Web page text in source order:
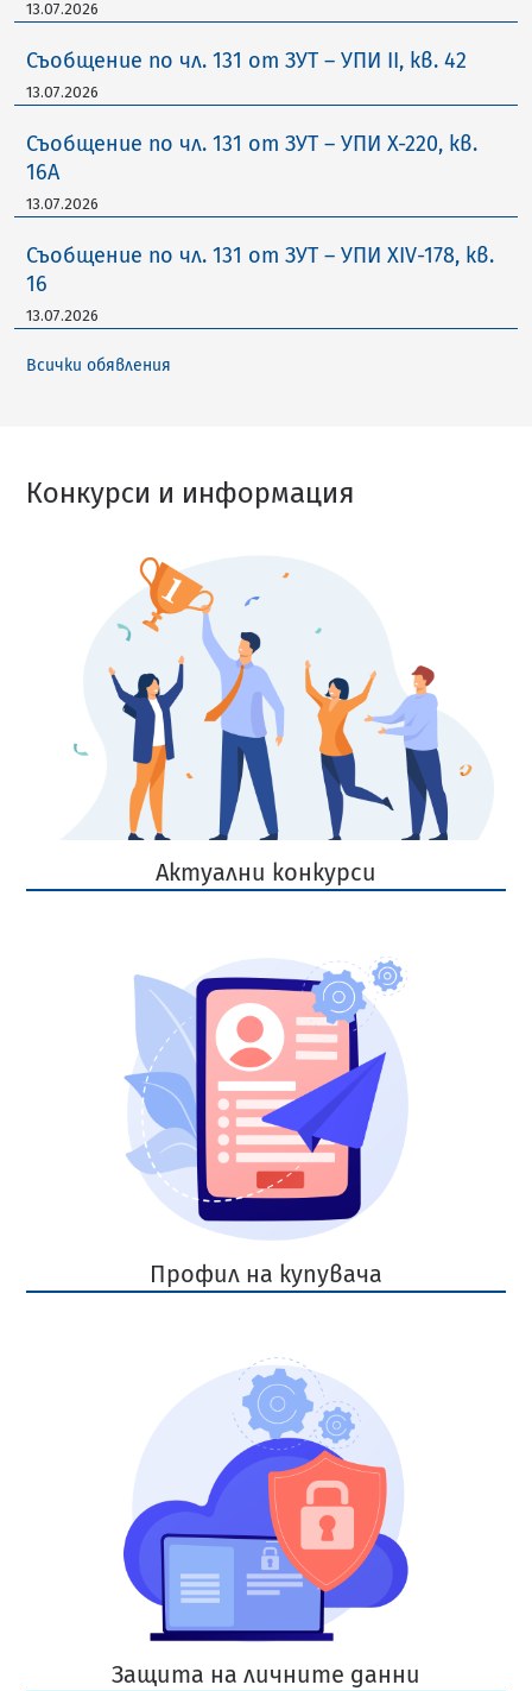
13.07.2026
Съобщение по чл. 131 от ЗУТ – УПИ II, кв. 42
13.07.2026
Съобщение по чл. 131 от ЗУТ – УПИ X-220, кв.
16А
13.07.2026
Съобщение по чл. 131 от ЗУТ – УПИ XIV-178, кв.
16
13.07.2026
Всички обявления
Конкурси и информация
Актуални конкурси
Профил на купувача
Защита на личните данни